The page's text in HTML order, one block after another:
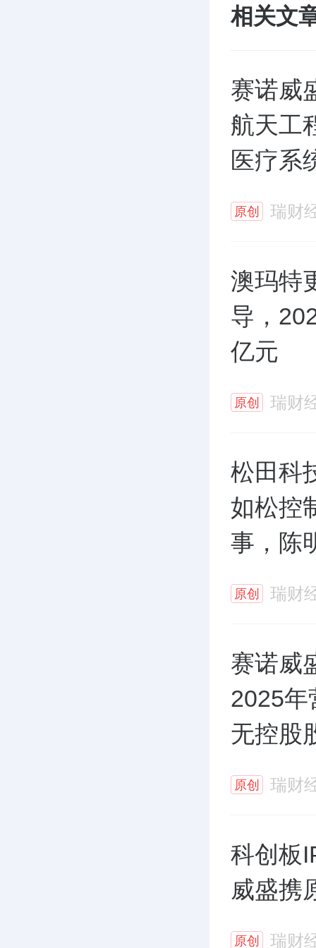
相关文
赛诺威
航天工
医疗系
原创 瑞财
澳玛特
导，
亿元
原创 瑞财
松田科
如松控
事，陈
原创 瑞财
赛诺威
2025年
无控股
原创 瑞财
科创板
威盛携
原创 瑞财